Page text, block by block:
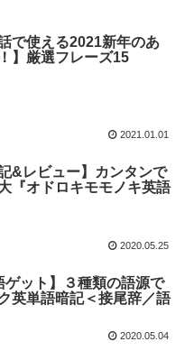
話で使える2021新年のあ
】厳選フレーズ15
2021.01.01
記&レビュー】カンタンで
『オドロキモモノキ英語
2020.05.25
ゲット】３種類の語源で
英単語暗記＜接尾辞／語
2020.05.04